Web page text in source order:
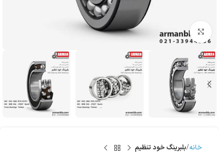
بزرگنمایی تصویر
خانه بلبرینگ‌ خود تنظیم